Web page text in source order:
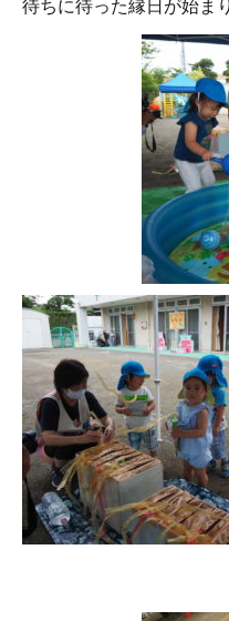
待ちに待った縁日が始ま